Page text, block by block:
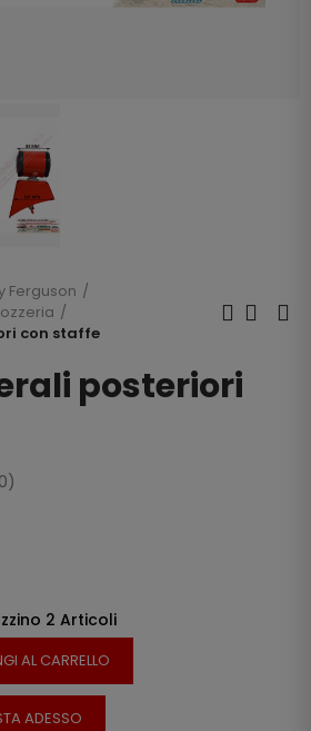
Ferguson
con staffe
posteriori
0)
2 Articoli
AL CARRELLO
ADESSO